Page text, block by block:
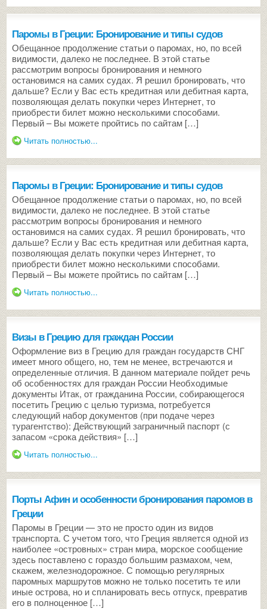
Паромы в Греции: Бронирование и типы судов
Обещанное продолжение статьи о паромах, но, по всей
видимости, далеко не последнее. В этой статье
рассмотрим вопросы бронирования и немного
остановимся на самих судах. Я решил бронировать, что
дальше? Если у Вас есть кредитная или дебитная карта,
позволяющая делать покупки через Интернет, то
приобрести билет можно несколькими способами.
Первый – Вы можете пройтись по сайтам […]
Читать полностью...
Паромы в Греции: Бронирование и типы судов
Обещанное продолжение статьи о паромах, но, по всей
видимости, далеко не последнее. В этой статье
рассмотрим вопросы бронирования и немного
остановимся на самих судах. Я решил бронировать, что
дальше? Если у Вас есть кредитная или дебитная карта,
позволяющая делать покупки через Интернет, то
приобрести билет можно несколькими способами.
Первый – Вы можете пройтись по сайтам […]
Читать полностью...
Визы в Грецию для граждан России
Оформление виз в Грецию для граждан государств СНГ
имеет много общего, но, тем не менее, встречаются и
определенные отличия. В данном материале пойдет речь
об особенностях для граждан России Необходимые
документы Итак, от гражданина России, собирающегося
посетить Грецию с целью туризма, потребуется
следующий набор документов (при подаче через
турагентство): Действующий заграничный паспорт (с
запасом «срока действия» […]
Читать полностью...
Порты Афин и особенности бронирования паромов в
Греции
Паромы в Греции — это не просто один из видов
транспорта. С учетом того, что Греция является одной из
наиболее «островных» стран мира, морское сообщение
здесь поставлено с гораздо большим размахом, чем,
скажем, железнодорожное. С помощью регулярных
паромных маршрутов можно не только посетить те или
иные острова, но и спланировать весь отпуск, превратив
его в полноценное […]